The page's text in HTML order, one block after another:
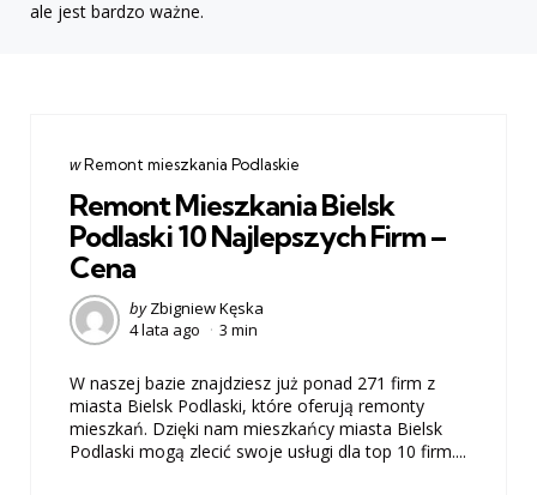
ale jest bardzo ważne.
Categories
post
wRemont mieszkania Podlaskie
Remont Mieszkania Bielsk
Podlaski 10 Najlepszych Firm –
Cena
Posted
by
by Zbigniew Kęska
4 lata ago
3 min
W naszej bazie znajdziesz już ponad 271 firm z
miasta Bielsk Podlaski, które oferują remonty
mieszkań. Dzięki nam mieszkańcy miasta Bielsk
Podlaski mogą zlecić swoje usługi dla top 10 firm....